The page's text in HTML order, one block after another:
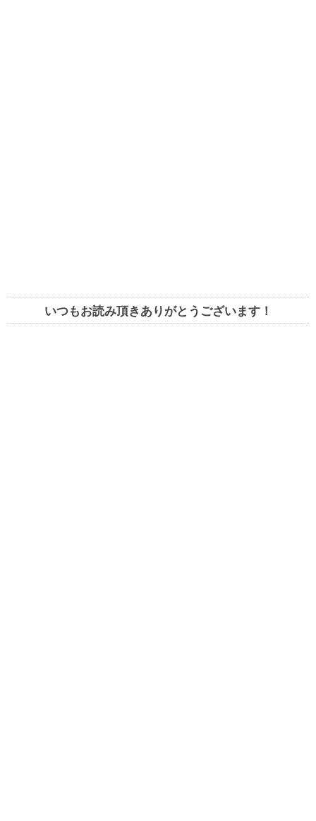
いつもお読み頂きありがとうございます！